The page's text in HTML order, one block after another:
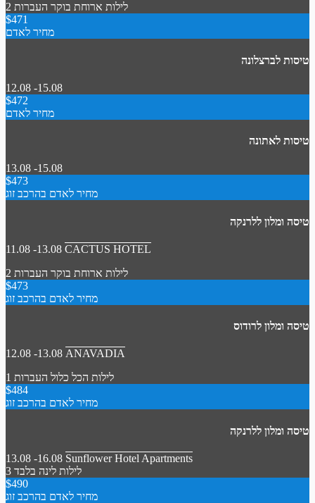
2 לילות ארוחת בוקר העברות
$471
מחיר לאדם
טיסות לברצלונה
12.08 -15.08
$472
מחיר לאדם
טיסות לאתונה
13.08 -15.08
$473
מחיר לאדם בהרכב זוג
טיסה ומלון ללרנקה
11.08 -13.08 CACTUS HOTEL
2 לילות ארוחת בוקר העברות
$473
מחיר לאדם בהרכב זוג
טיסה ומלון לרודוס
12.08 -13.08 ANAVADIA
1 לילות הכל כלול העברות
$484
מחיר לאדם בהרכב זוג
טיסה ומלון ללרנקה
13.08 -16.08 Sunflower Hotel Apartments
3 לילות לינה בלבד
$490
מחיר לאדם בהרכב זוג